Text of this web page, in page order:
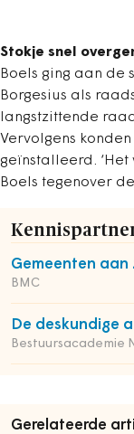
Stokje snel
Boels ging aan de
Borgesius als
langstzittende
Vervolgens
geïnstalleerd.
Boels tegenover
Gemeenten aan
BMC
De deskundige
Bestuursacademie
Gerelateerde